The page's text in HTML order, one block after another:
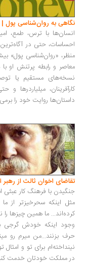
نگاهی به روان‌شناسی پول |
انسان‌ها با ترس، طمع،
احساسات، حتی در
منظر، «روان‌شناسی پول»
معاصر و رابطه پرتنش او
نسخه‌های مستقیم یا
کارآفرینان، میلیاردرها
داستان‌ها روایت خود را
تقاضای اخوان ثالث از رهبر
جنگیدن با فرهنگ کار عبثی
مثل اینکه سحرخیزتر از
کرده‌اند... ما همین چیزها را
وجود اینکه خودش گرجی
حرف بزنند...من میرم رو
نینداخته‌ام برای تو و
در مملکت خودتان خدمت